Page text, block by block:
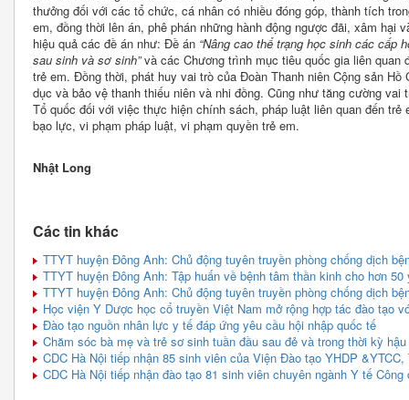
thưởng đối với các tổ chức, cá nhân có nhiều đóng góp, thành tích
em, đồng thời lên án, phê phán những hành động ngược đãi, xâm hại
hiệu quả các đề án như: Đề án “Nâng cao thể trạng học sinh các cấp
sau sinh và sơ sinh”và các Chương trình mục tiêu quốc gia liên quan
trẻ em. Đồng thời, phát huy vai trò của Đoàn Thanh niên Cộng sản
dục và bảo vệ thanh thiếu niên và nhi đồng. Cũng như tăng cường
Tổ quốc đối với việc thực hiện chính sách, pháp luật liên quan đến
bạo lực, vi phạm pháp luật, vi phạm quyền trẻ em.
Nhật Long
Các tin khác
TTYT huyện Đông Anh: Chủ động tuyên truyền phòng chống dịch
TTYT huyện Đông Anh: Tập huấn về bệnh tâm thần kinh cho hơn
TTYT huyện Đông Anh: Chủ động tuyên truyền phòng chống dịch
Học viện Y Dược học cổ truyền Việt Nam mở rộng hợp tác đào tạo
Đào tạo nguồn nhân lực y tế đáp ứng yêu cầu hội nhập quốc tế
Chăm sóc bà mẹ và trẻ sơ sinh tuần đầu sau đẻ và trong thời kỳ
CDC Hà Nội tiếp nhận 85 sinh viên của Viện Đào tạo YHDP
CDC Hà Nội tiếp nhận đào tạo 81 sinh viên chuyên ngành Y tế